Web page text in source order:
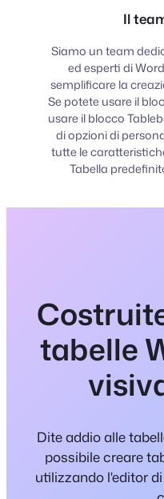
Il
Siamo un team
ed esperti di
semplificare la
Se potete usare il
usare il blocco
di opzioni di
tutte le
Tabella
tabelle
Dite addio alle
possibile creare
utilizzando l'editor